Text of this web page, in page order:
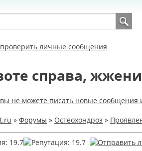
личные сообщения
справа,
» Форумы » Остеохондроз »